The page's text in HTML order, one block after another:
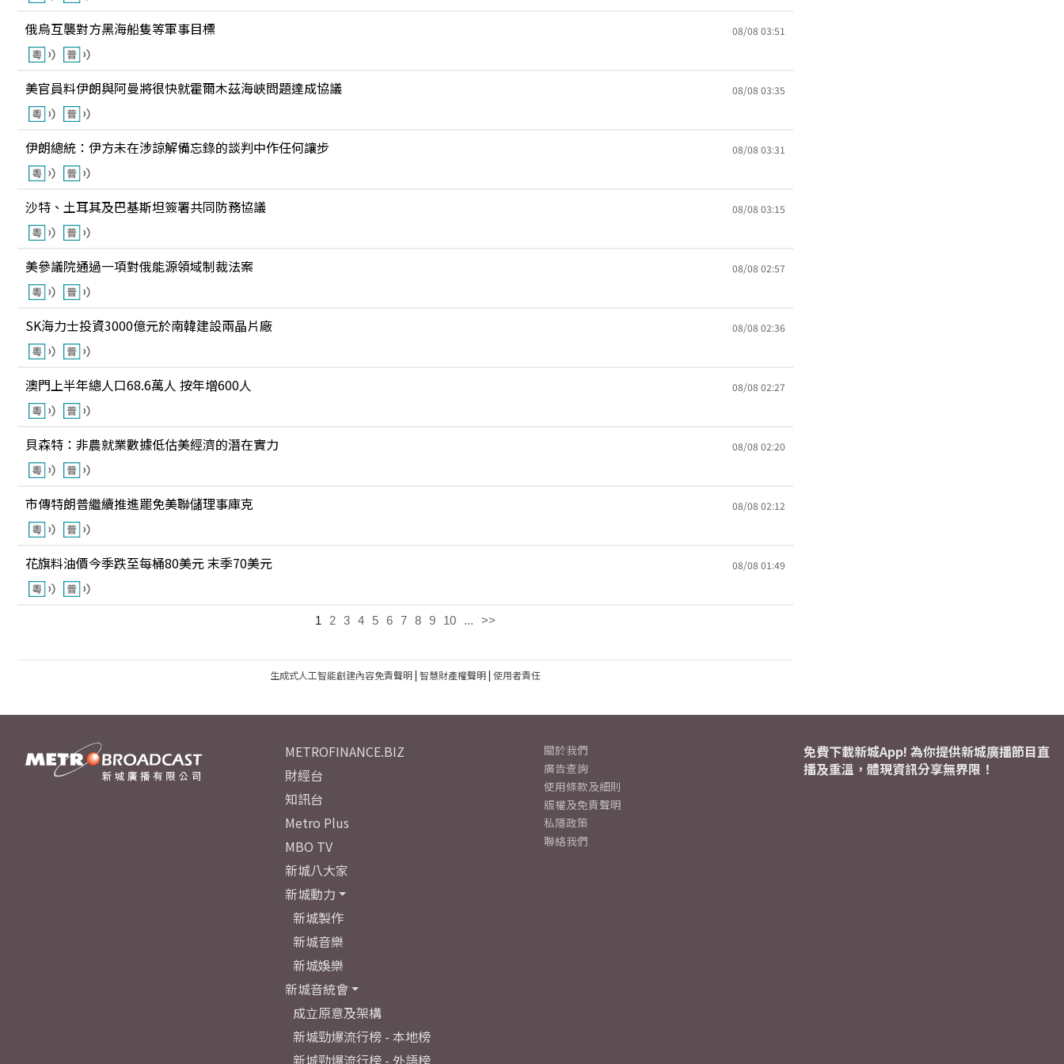
俄烏互襲對方黑海船隻等軍事目標 08/08 03:51
美官員料伊朗與阿曼將很快就霍爾木茲海峽問題達成協議 08/08 03:35
伊朗總統：伊方未在涉諒解備忘錄的談判中作任何讓步 08/08 03:31
沙特、土耳其及巴基斯坦簽署共同防務協議 08/08 03:15
美參議院通過一項對俄能源領域制裁法案 08/08 02:57
SK海力士投資3000億元於南韓建設兩晶片廠 08/08 02:36
澳門上半年總人口68.6萬人 按年增600人 08/08 02:27
貝森特：非農就業數據低估美經濟的潛在實力 08/08 02:20
市傳特朗普繼續推進罷免美聯儲理事庫克 08/08 02:12
花旗料油價今季跌至每桶80美元 末季70美元 08/08 01:49
1 2 3 4 5 6 7 8 9 10 ... >>
生成式人工智能創建內容免責聲明| 智慧財產權聲明| 使用者責任
METROFINANCE.BIZ
財經台
知訊台
Metro Plus
MBO TV
新城八大家
新城動力
新城製作
新城音樂
新城娛樂
新城音統會
成立原意及架構
新城勁爆流行榜 - 本地榜
新城勁爆流行榜 - 外語榜
關於我們
廣告查詢
使用條款及細則
版權及免責聲明
私隱政策
聯絡我們
免費下載新城App! 為你提供新城廣播節目直
播及重溫，體現資訊分享無界限！